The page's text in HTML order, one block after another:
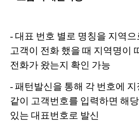
- 대표 번호 별로 명칭을 지역
고객이 전화 했을 때 지역명이
전화가 왔는지 확인 가능
- 패턴발신을 통해 각 번호에
같이 고객번호를 입력하면 해
있는 대표번호로 발신